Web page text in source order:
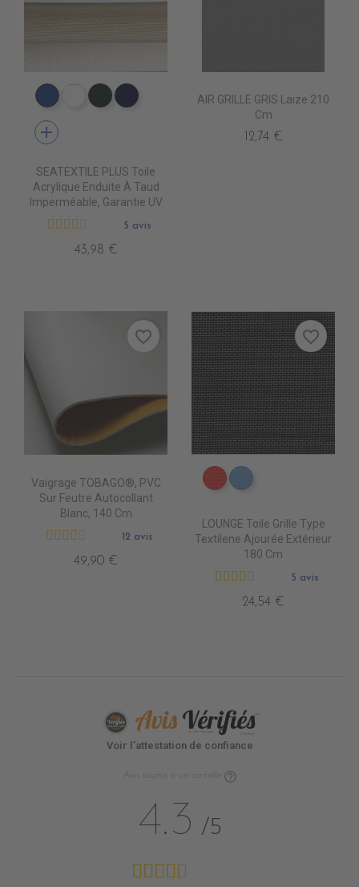
PT0540 ROYAL BLUE
PT0500 WHITE
PT0570 FOREST GREEN
PT0480 MARINE BLUE
add
SEATEXTILE PLUS Toile
Acrylique Enduite À Taud
Imperméable, Garantie UV
5 avis
43,98 €
AIR GRILLE GRIS Laize 210
Cm
12,74 €
Vaigrage TOBAGO®, PVC
Sur Feutre Autocollant
Blanc, 140 Cm
12 avis
49,90 €
favorite_border
DB0208 ROUGE
DB0224 CIEL
LOUNGE Toile Grille Type
Textilene Ajourée Extérieur
180 Cm
5 avis
24,54 €
favorite_border
Voir l'attestation de confiance
Avis soumis à un contrôle
4.3 /5